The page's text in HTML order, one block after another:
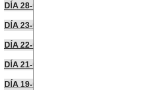
DÍA 28-01-2026
DÍA 23-01-2026
DÍA 22-01-2026
DÍA 21-01-2026
DÍA 19-01-2026